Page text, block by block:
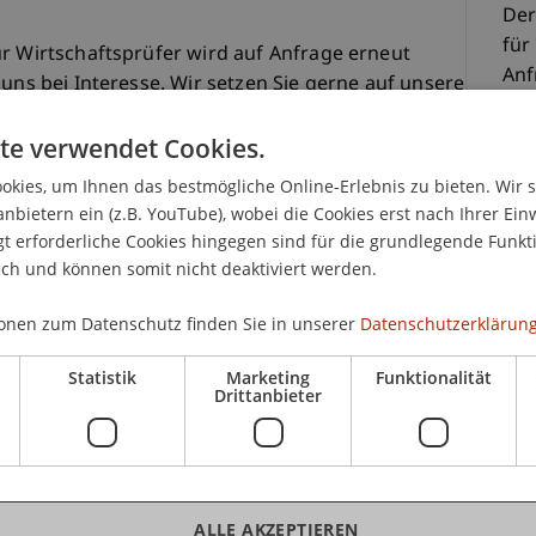
Wirtschaftsprüfer wird auf Anfrage erneut
bei Interesse. Wir setzen Sie gerne auf unsere
neue Durchführungstermine feststehen.
sich an angehende
Liechtenstein spezifischen Inhalte zu vermitteln,
Prüfung für Wirtschaftsprüfer im
über die Zulassungsprüfung für
sind. Die erforderlichen Kenntnisse
den folgenden Bereichen:
GmbH, Stiftung, Anstalt und
für
verwendet Cookies.
um Ihnen das bestmögliche Online-Erlebnis zu bieten. Wir
ein (z.B. YouTube), wobei die Cookies erst nach Ihrer
erforderliche Cookies hingegen sind für die grundlegende
und können somit nicht deaktiviert werden.
zum Datenschutz finden Sie in unserer
Statistik Marketing
Drittanbieter
Funktionalität
ALLE AKZEPTIEREN